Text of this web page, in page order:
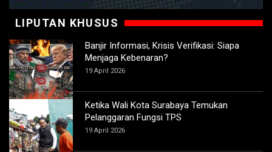
LIPUTAN KHUSUS
Banjir Informasi, Krisis Verifikasi: Siapa
Menjaga Kebenaran?
19 April 2026
Ketika Wali Kota Surabaya Temukan
Pelanggaran Fungsi TPS
19 April 2026